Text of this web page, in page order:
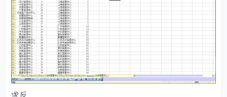
求反